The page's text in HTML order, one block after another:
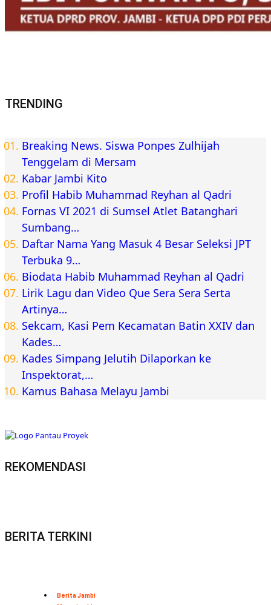
TRENDING
Breaking News. Siswa Ponpes Zulhijah
Tenggelam di Mersam
Kabar Jambi Kito
Profil Habib Muhammad Reyhan al Qadri
Fornas VI 2021 di Sumsel Atlet Batanghari
Sumbang…
Daftar Nama Yang Masuk 4 Besar Seleksi JPT
Terbuka 9…
Biodata Habib Muhammad Reyhan al Qadri
Lirik Lagu dan Video Que Sera Sera Serta
Artinya…
Sekcam, Kasi Pem Kecamatan Batin XXIV dan
Kades…
Kades Simpang Jelutih Dilaporkan ke
Inspektorat,…
Kamus Bahasa Melayu Jambi
REKOMENDASI
BERITA TERKINI
Berita Jambi